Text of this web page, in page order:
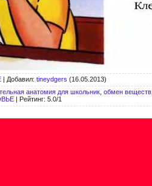
| Добавил: tineydgers (16.05.2013)
анатомия для школьник обмен веществ
| Рейтинг: 5.0/1